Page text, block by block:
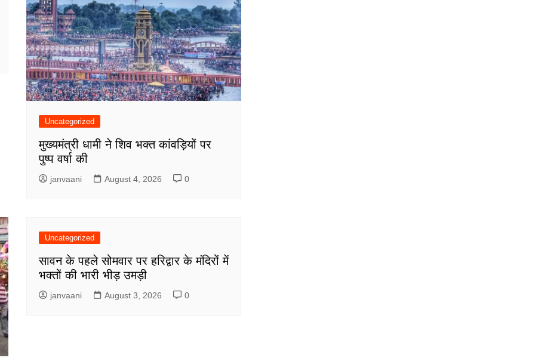
Uncategorized
मुख्यमंत्री धामी ने शिव भक्त कांवड़ियों पर
पुष्प वर्षा की
janvaani August 4, 2026 0
Uncategorized
सावन के पहले सोमवार पर हरिद्वार के मंदिरों में
भक्तों की भारी भीड़ उमड़ी
janvaani August 3, 2026 0